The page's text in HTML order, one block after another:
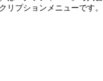
リプションメニューです。